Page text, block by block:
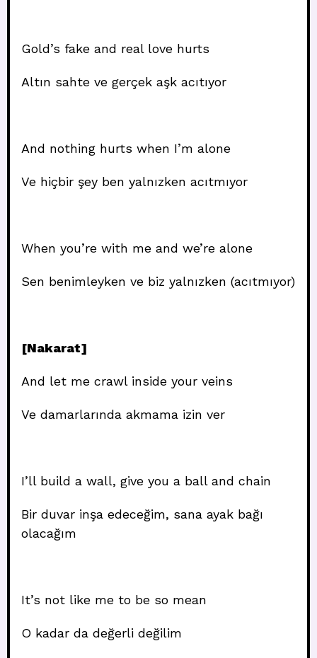
Gold’s fake and real love hurts
Altın sahte ve gerçek aşk acıtıyor
And nothing hurts when I’m alone
Ve hiçbir şey ben yalnızken acıtmıyor
When you’re with me and we’re alone
Sen benimleyken ve biz yalnızken (acıtmıyor)
[Nakarat]
And let me crawl inside your veins
Ve damarlarında akmama izin ver
I’ll build a wall, give you a ball and chain
Bir duvar inşa edeceğim, sana ayak bağı
olacağım
It’s not like me to be so mean
O kadar da değerli değilim